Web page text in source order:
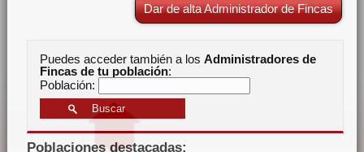
Dar de alta Administrador de Fincas
Puedes acceder también a losAdministradores de
Fincas de tu población:
Población:
Poblaciones destacadas: